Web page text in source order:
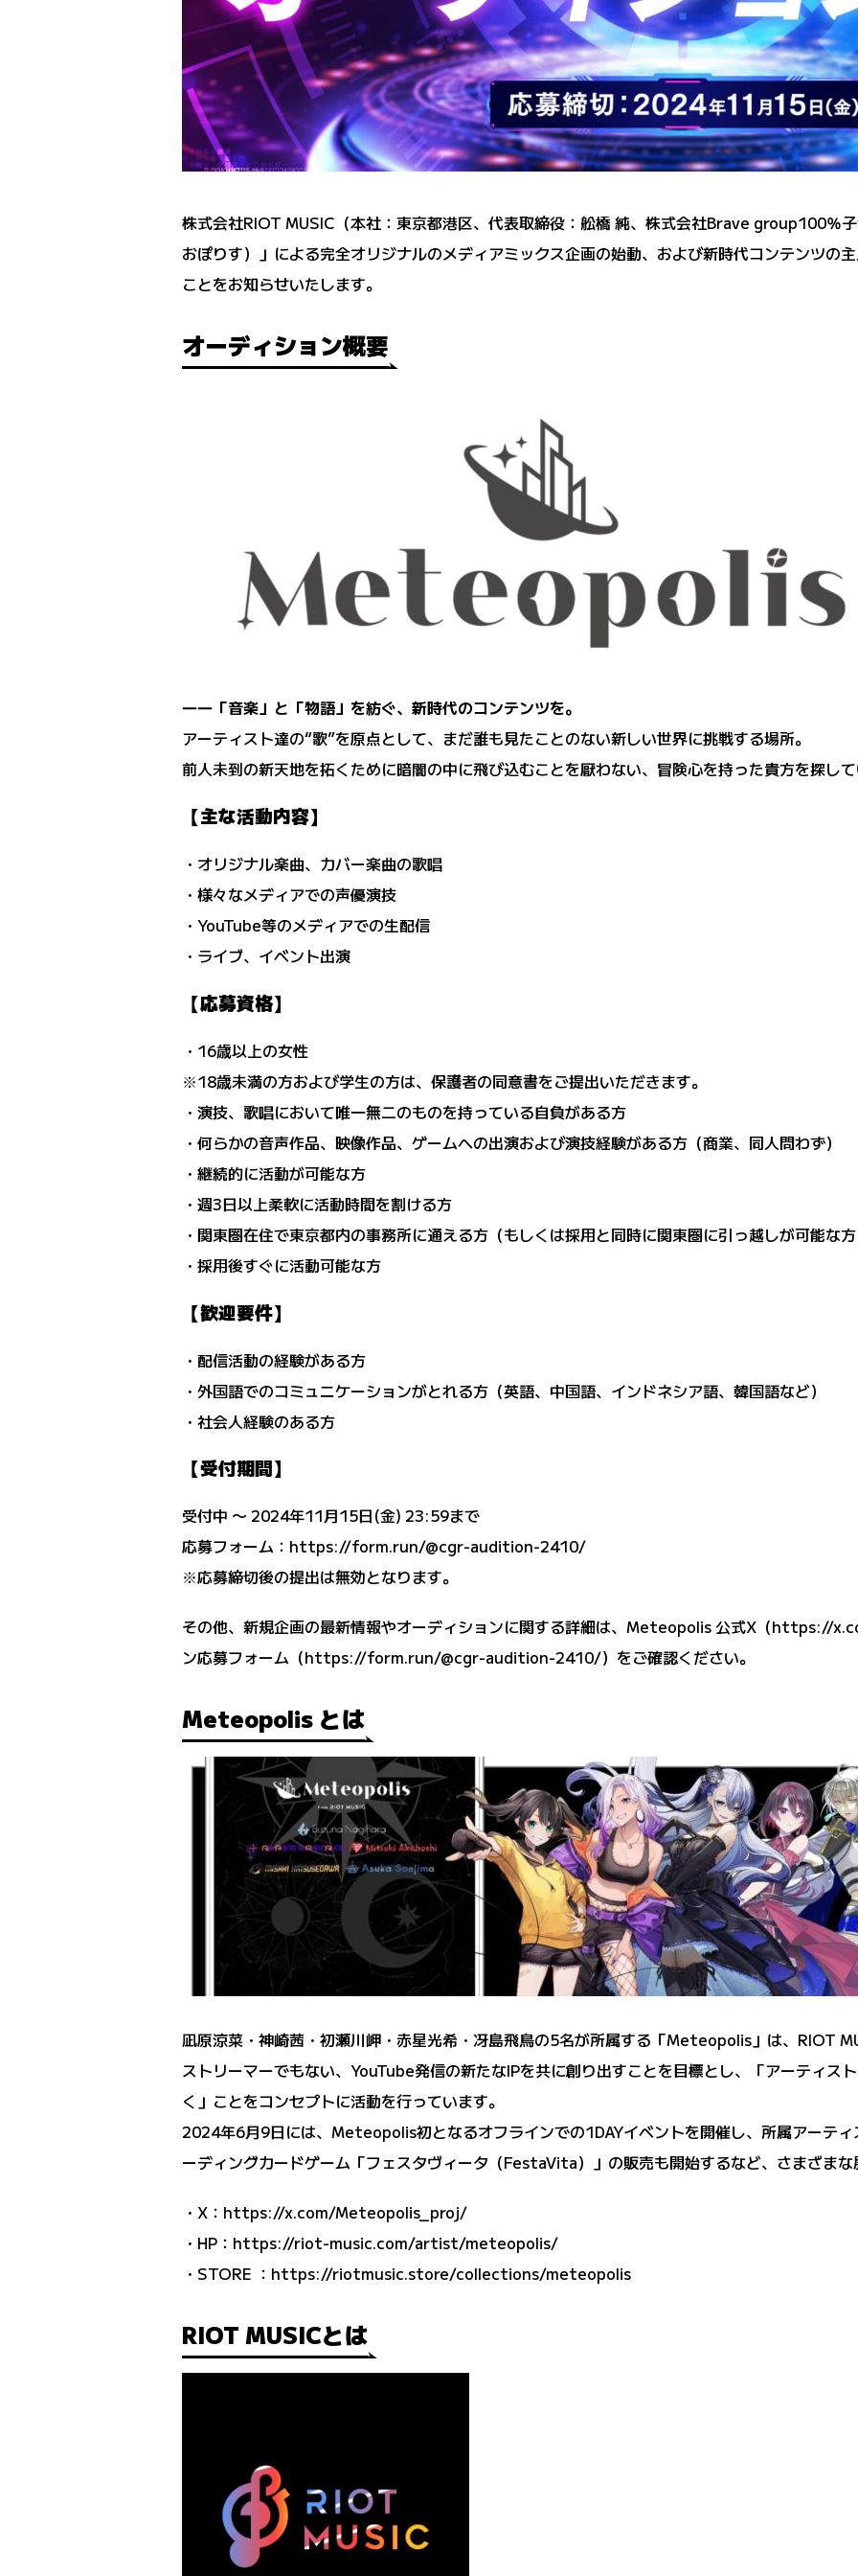
株式会社RIOT MUSIC（本社：東京都港区、代表取締役：舩橋 純、株式会社Brave group100％
おぽりす）」による完全オリジナルのメディアミックス企画の始動、および新時代コンテンツの
ことをお知らせいたします。
オーディション概要
――「音楽」と「物語」を紡ぐ、新時代のコンテンツを。
アーティスト達の“歌”を原点として、まだ誰も見たことのない新しい世界に挑戦する場所。
前人未到の新天地を拓くために暗闇の中に飛び込むことを厭わない、冒険心を持った貴方を探し
【主な活動内容】
・オリジナル楽曲、カバー楽曲の歌唱
・様々なメディアでの声優演技
・YouTube等のメディアでの生配信
・ライブ、イベント出演
【応募資格】
・16歳以上の女性
※18歳未満の方および学生の方は、保護者の同意書をご提出いただきます。
・演技、歌唱において唯一無二のものを持っている自負がある方
・何らかの音声作品、映像作品、ゲームへの出演および演技経験がある方（商業、同人問わず）
・継続的に活動が可能な方
・週3日以上柔軟に活動時間を割ける方
・関東圏在住で東京都内の事務所に通える方（もしくは採用と同時に関東圏に引っ越しが可能な
・採用後すぐに活動可能な方
【歓迎要件】
・配信活動の経験がある方
・外国語でのコミュニケーションがとれる方（英語、中国語、インドネシア語、韓国語など）
・社会人経験のある方
【受付期間】
受付中 〜 2024年11月15日(金) 23:59まで
応募フォーム： https://form.run/@cgr-audition-2410/
※応募締切後の提出は無効となります。
その他、新規企画の最新情報やオーディションに関する詳細は、Meteopolis 公式X（https://
ン応募フォーム（https://form.run/@cgr-audition-2410/）をご確認ください。
Meteopolis とは
凪原涼菜・神崎茜・初瀬川岬・赤星光希・冴島飛鳥の5名が所属する「Meteopolis」は、RIOT
ストリーマーでもない、YouTube発信の新たなIPを共に創り出すことを目標とし、「アーティス
く」ことをコンセプトに活動を行っています。
2024年6月9日には、Meteopolis初となるオフラインでの1DAYイベントを開催し、所属アーテ
ーディングカードゲーム「フェスタヴィータ（FestaVita）」の販売も開始するなど、さまざま
・X： https://x.com/Meteopolis_proj/
・HP： https://riot-music.com/artist/meteopolis/
・STORE ： https://riotmusic.store/collections/meteopolis
RIOT MUSICとは